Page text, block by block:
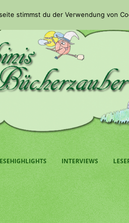
INTERVIEWS
stimmst du der Verwendung von